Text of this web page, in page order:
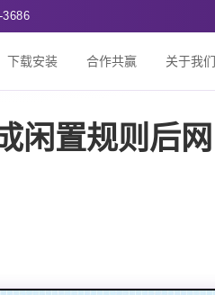
3686
下载安装 合作共赢 关于我们
闲置规则后网